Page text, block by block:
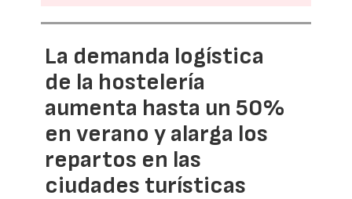
La demanda logística
de la hostelería
aumenta hasta un 50%
en verano y alarga los
repartos en las
ciudades turísticas